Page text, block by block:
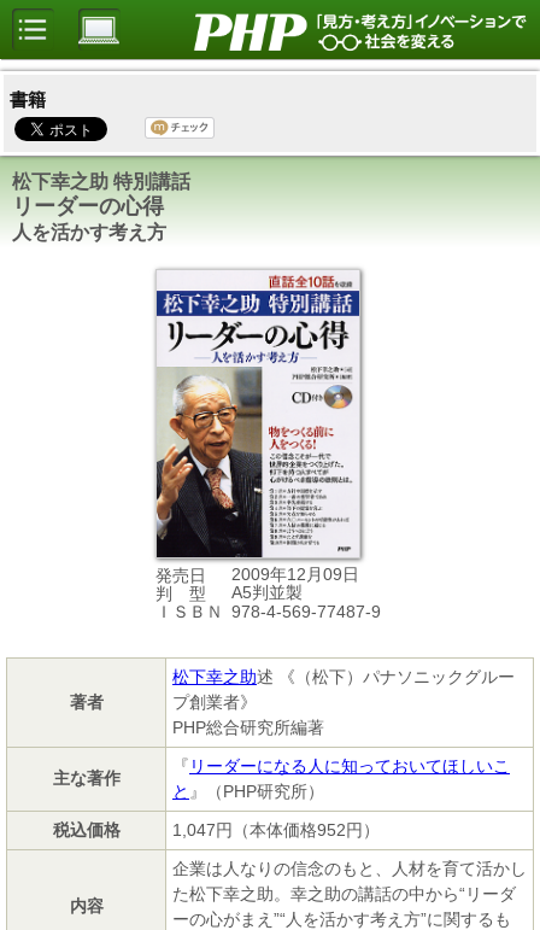
書籍
松下幸之助 特別講話
リーダーの心得
人を活かす考え方
発売日
2009年12月09日
判 型
A5判並製
ＩＳＢＮ
978-4-569-77487-9
著者
松下幸之助述 《（松下）パナソニックグルー
プ創業者》
PHP総合研究所編著
主な著作
『 リーダーになる人に知っておいてほしいこ
と 』（PHP研究所）
税込価格
1,047円（本体価格952円）
内容
企業は人なりの信念のもと、人材を育て活かし
た松下幸之助。幸之助の講話の中から“リーダ
ーの心がまえ”“人を活かす考え方”に関するも